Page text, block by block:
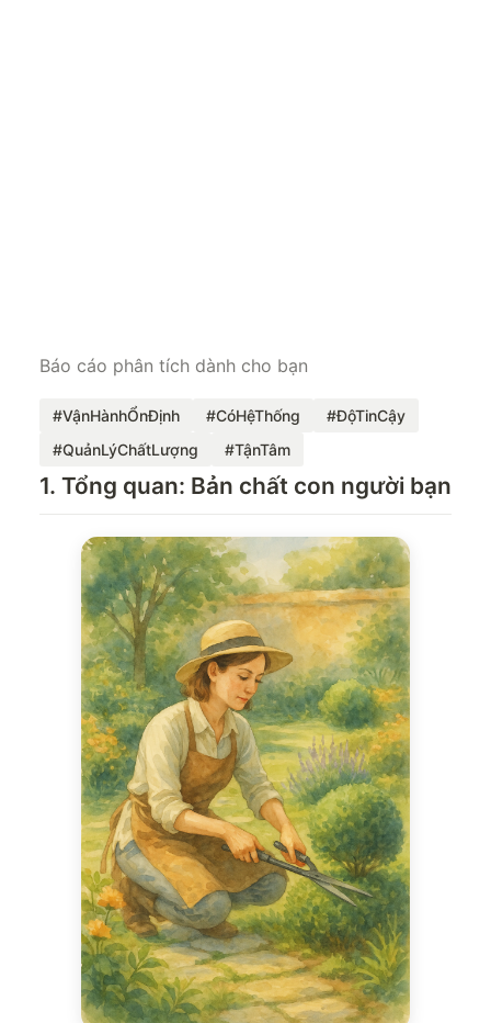
Báo cáo phân tích dành cho bạn
#VậnHànhỔnĐịnh #CóHệThống
#ĐộTinCậy
#QuảnLýChấtLượng
#TậnTâm
1. Tổng quan: Bản chất con người bạn